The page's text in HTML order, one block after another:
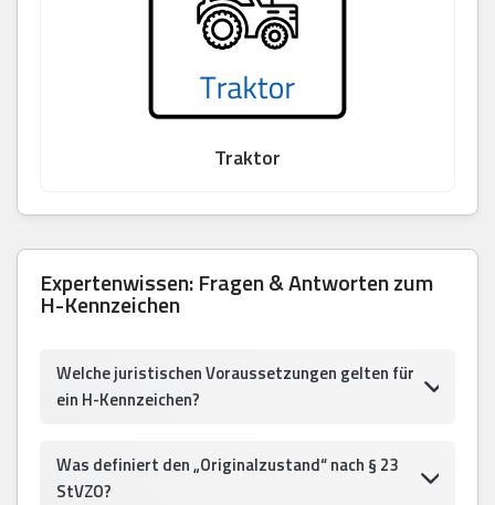
Traktor
Expertenwissen: Fragen & Antworten zum
H-Kennzeichen
Welche juristischen Voraussetzungen gelten für
ein H-Kennzeichen?
Was definiert den „Originalzustand“ nach § 23
StVZO?